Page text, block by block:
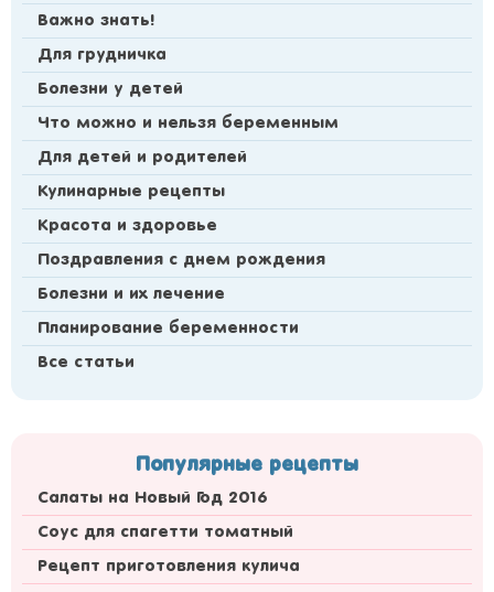
Важно знать!
Для грудничка
Болезни у детей
Что можно и нельзя беременным
Для детей и родителей
Кулинарные рецепты
Красота и здоровье
Поздравления с днем рождения
Болезни и их лечение
Планирование беременности
Все статьи
Популярные рецепты
Салаты на Новый Год 2016
Соус для спагетти томатный
Рецепт приготовления кулича